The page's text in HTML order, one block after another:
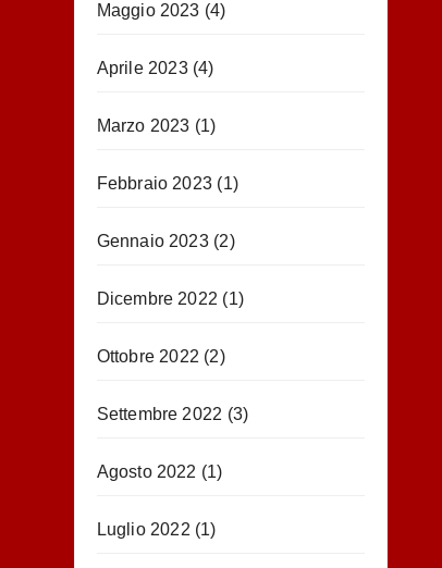
Maggio 2023 (4)
Aprile 2023(4)
Marzo 2023 (1)
Febbraio 2023 (1)
Gennaio 2023(2)
Dicembre 2022 (1)
Ottobre 2022 (2)
Settembre 2022 (3)
Agosto 2022 (1)
Luglio 2022 (1)